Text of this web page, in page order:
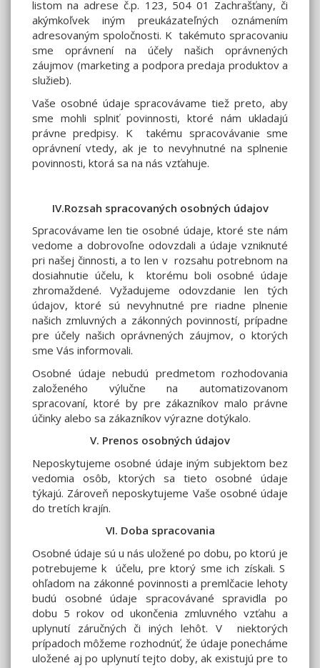
listom na adrese č.p. 123, 504 01 Zachrašťany, či
akýmkoľvek iným preukázateľných oznámením
adresovaným spoločnosti. K takémuto spracovaniu
sme oprávnení na účely našich oprávnených
záujmov (marketing a podpora predaja produktov a
služieb).
Vaše osobné údaje spracovávame tiež preto, aby
sme mohli splniť povinnosti, ktoré nám ukladajú
právne predpisy. K takému spracovávanie sme
oprávnení vtedy, ak je to nevyhnutné na splnenie
povinnosti, ktorá sa na nás vzťahuje.
IV.Rozsah spracovaných osobných údajov
Spracovávame len tie osobné údaje, ktoré ste nám
vedome a dobrovoľne odovzdali a údaje vzniknuté
pri našej činnosti, a to len v rozsahu potrebnom na
dosiahnutie účelu, k ktorému boli osobné údaje
zhromaždené. Vyžadujeme odovzdanie len tých
údajov, ktoré sú nevyhnutné pre riadne plnenie
našich zmluvných a zákonných povinností, prípadne
pre účely našich oprávnených záujmov, o ktorých
sme Vás informovali.
Osobné údaje nebudú predmetom rozhodovania
založeného výlučne na automatizovanom
spracovaní, ktoré by pre zákazníkov malo právne
účinky alebo sa zákazníkov výrazne dotýkalo.
V. Prenos osobných údajov
Neposkytujeme osobné údaje iným subjektom bez
vedomia osôb, ktorých sa tieto osobné údaje
týkajú. Zároveň neposkytujeme Vaše osobné údaje
do tretích krajín.
VI. Doba spracovania
Osobné údaje sú u nás uložené po dobu, po ktorú je
potrebujeme k účelu, pre ktorý sme ich získali. S
ohľadom na zákonné povinnosti a premlčacie lehoty
budú osobné údaje spracovávané spravidla po
dobu 5 rokov od ukončenia zmluvného vzťahu a
uplynutí záručných či iných lehôt. V niektorých
prípadoch môžeme rozhodnúť, že údaje ponecháme
uložené aj po uplynutí tejto doby, ak existujú pre to